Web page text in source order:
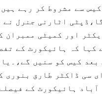
سے مشروط کر رہے
اٹارنی جنرل
اور کمیٹی
کہا کہ ہائیکورٹ کے
بعد کیس کو سنیں
سی ڈاکٹر طارق بنوری
آباد ہائیکورٹ کے